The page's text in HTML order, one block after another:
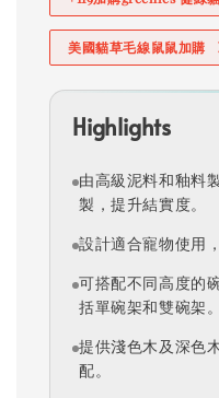
美國貓草毛線鼠鼠加購
Highlights
由高級泥料和釉料
製，提升結實度。
設計適合寵物使用
可搭配不同高度的
括單碗架和雙碗架。
提供淺色木及深色
配。